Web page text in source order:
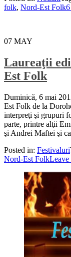
folk, Nord-Est Folk
07 MAY
Laureaţii
Est Folk
Duminică, 6 mai
Est Folk de la
interpreţi şi grupuri
parte, printre alţii
şi Andrei Maftei şi
Posted in: Festivaluri
Nord-Est FolkLeave